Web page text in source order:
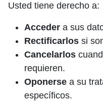
Usted tiene derecho a:
Acceder a sus
Rectificarlos si
Cancelarlos
requieren.
Oponerse a su
específicos.